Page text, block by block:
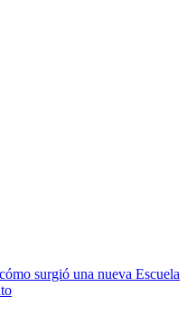
surgió una nueva Escuela